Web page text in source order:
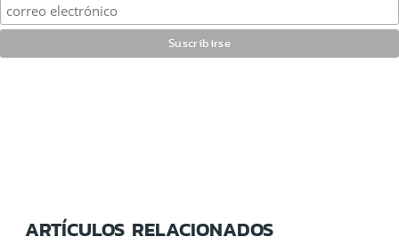
ARTÍCULOS RELACIONADOS